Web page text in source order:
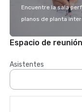
Encuentre la sala
planos de planta
Espacio de reunión
Asistentes